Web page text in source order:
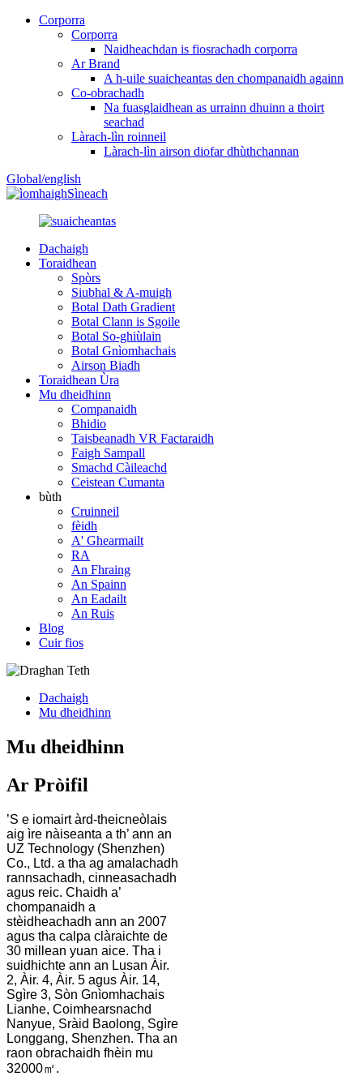
Corporra
Corporra
Naidheachdan is fiosrachadh corporra
Ar Brand
A h-uile suaicheantas den chompanaidh againn
Co-obrachadh
Na fuasglaidhean as urrainn dhuinn a thoirt
seachad
Làrach-lìn roinneil
Làrach-lìn airson diofar dhùthchannan
Global/english
Sìneach
Dachaigh
Toraidhean
Spòrs
Siubhal & A-muigh
Botal Dath Gradient
Botal Clann is Sgoile
Botal So-ghiùlain
Botal Gnìomhachais
Airson Biadh
Toraidhean Ùra
Mu dheidhinn
Companaidh
Bhidio
Taisbeanadh VR Factaraidh
Faigh Sampall
Smachd Càileachd
Ceistean Cumanta
bùth
Cruinneil
fèidh
A' Ghearmailt
RA
An Fhraing
An Spainn
An Eadailt
An Ruis
Blog
Cuir fios
Dachaigh
Mu dheidhinn
Mu dheidhinn
Ar Pròifil
’S e iomairt àrd-theicneòlais
aig ìre nàiseanta a th’ ann an
UZ Technology (Shenzhen)
Co., Ltd. a tha ag amalachadh
rannsachadh, cinneasachadh
agus reic. Chaidh a’
chompanaidh a
stèidheachadh ann an 2007
agus tha calpa clàraichte de
30 millean yuan aice. Tha i
suidhichte ann an Lusan Àir.
2, Àir. 4, Àir. 5 agus Àir. 14,
Sgìre 3, Sòn Gnìomhachais
Lianhe, Coimhearsnachd
Nanyue, Sràid Baolong, Sgìre
Longgang, Shenzhen. Tha an
raon obrachaidh fhèin mu
32000㎡.